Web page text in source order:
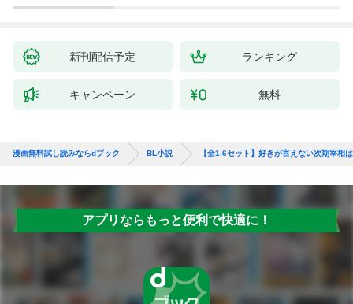
新刊配信予定 ランキング
キャンペーン 無料
漫画無料試し読みならdブック BL小説 【全1-6セット】好きが言えない次期宰相
アプリならもっと便利で快適に！